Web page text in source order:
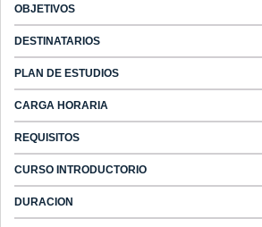
OBJETIVOS
DESTINATARIOS
PLAN DE ESTUDIOS
CARGA HORARIA
REQUISITOS
CURSO INTRODUCTORIO
DURACION